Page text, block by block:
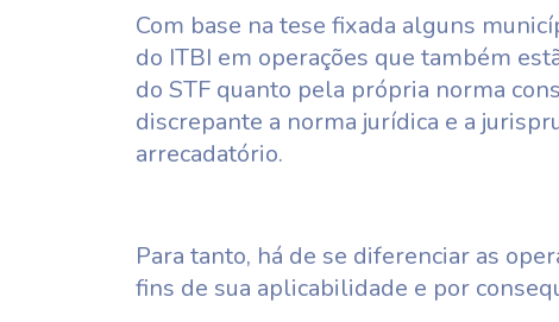
Com base na tese fixada alguns
do ITBI em operações que também
do STF quanto pela própria norma
discrepante a norma jurídica e a
arrecadatório.
Para tanto, há de se diferenciar as
fins de sua aplicabilidade e por